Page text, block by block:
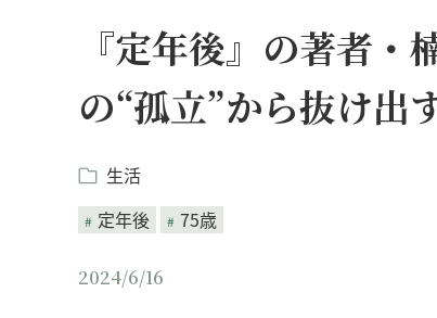
『定年後』の著者
の“孤立”から抜け出
生活
定年後
75歳
2024/6/16